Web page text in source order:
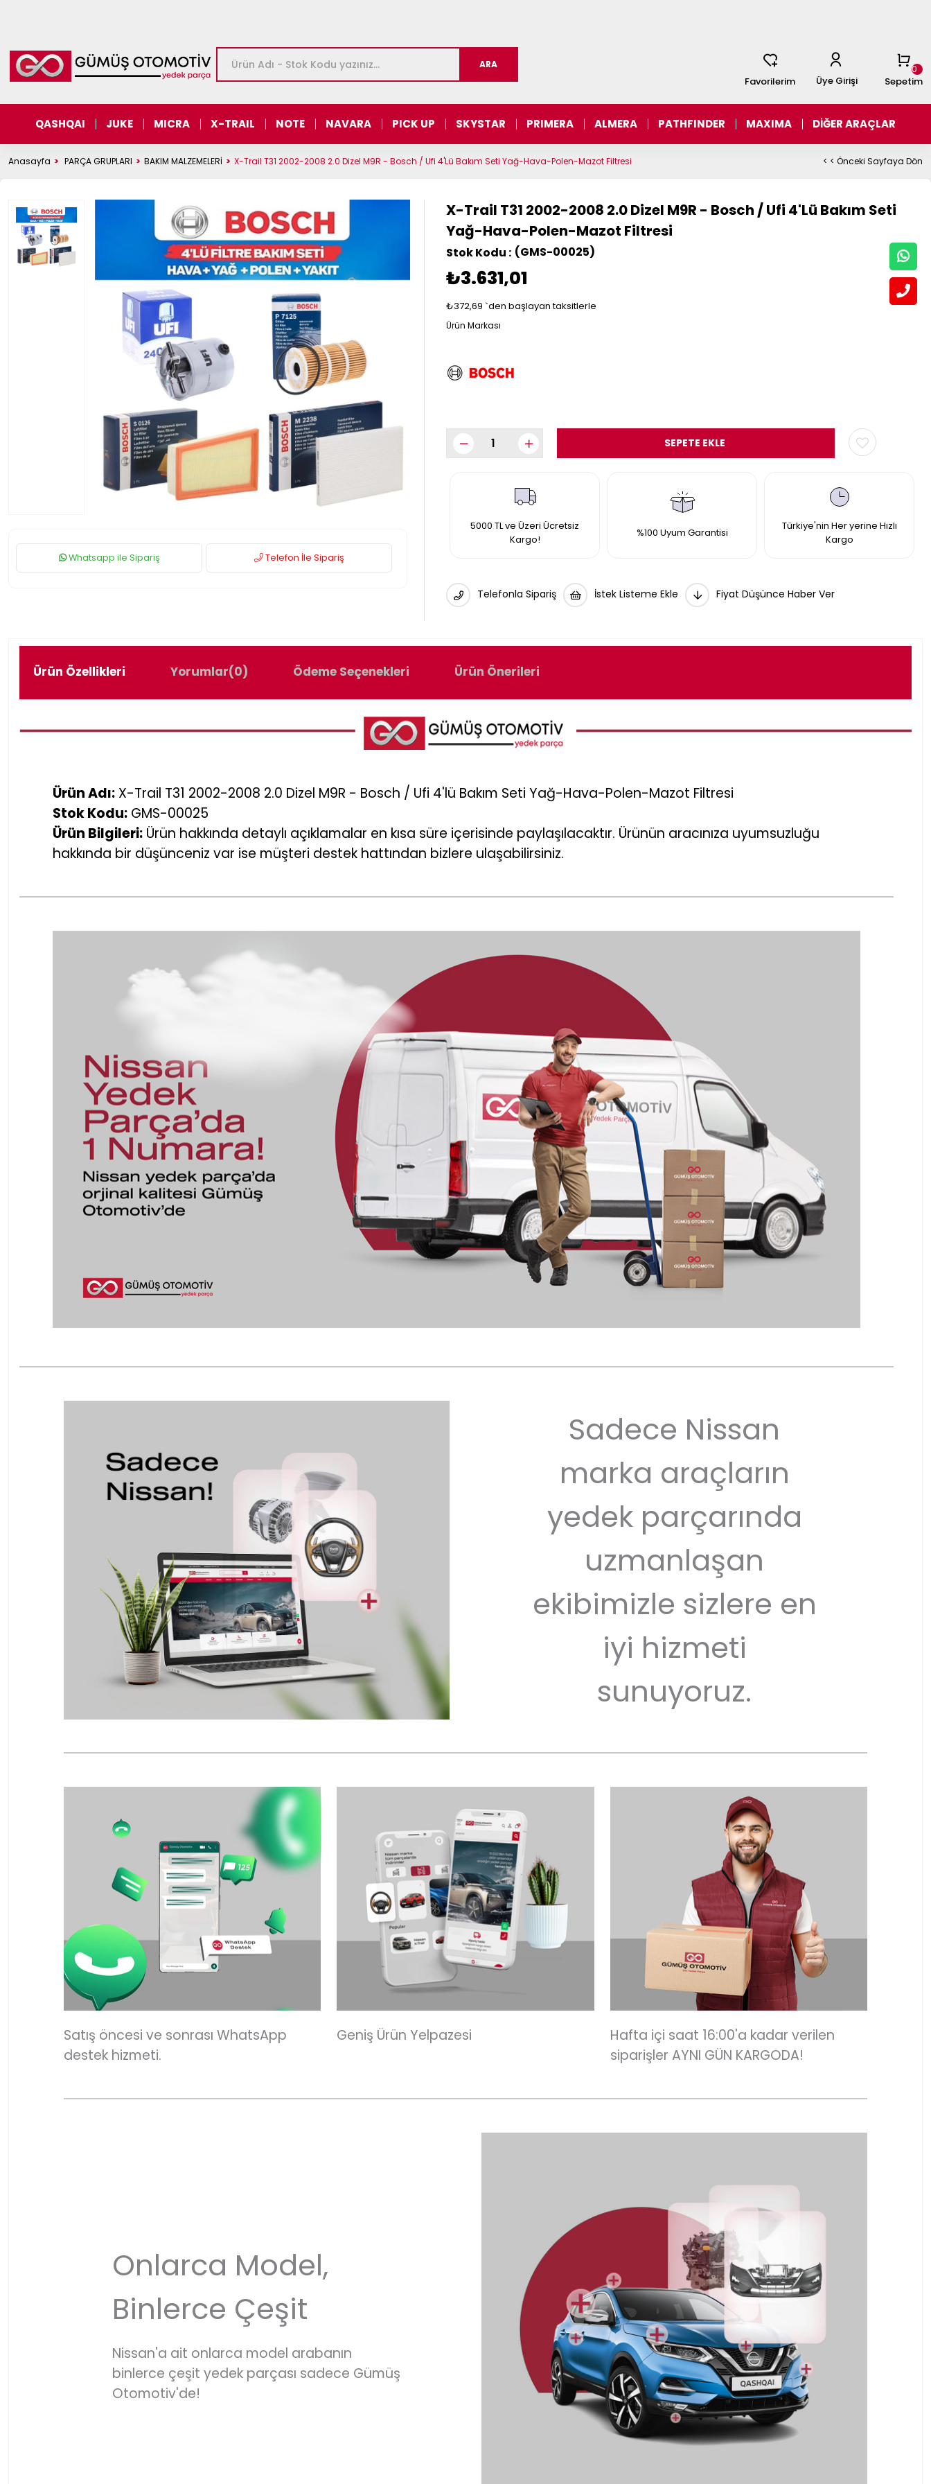
Sepetim
0
Favorilerim
Üye Girişi
QASHQAI JUKE MICRA X-TRAIL NOTE NAVARA PICK UP SKYSTAR PRIMERA ALMERA PATHFINDER MAXIMA DİĞER ARAÇLAR
Anasayfa PARÇA GRUPLARI BAKIM MALZEMELERİ X-Trail T31 2002-2008 2.0 Dizel M9R - Bosch / Ufi 4'Lü Bakım Seti Yağ-Hava-Polen-Mazot Filtresi < < Önceki Sayfaya Dön
Whatsapp ile Sipariş Telefon İle Sipariş
X-Trail T31 2002-2008 2.0 Dizel M9R - Bosch / Ufi 4'Lü Bakım Seti
Yağ-Hava-Polen-Mazot Filtresi
(GMS-00025)
₺3.631,01
₺372,69 `den başlayan taksitlerle
5000 TL ve Üzeri Ücretsiz
Kargo!
%100 Uyum Garantisi
Türkiye'nin Her yerine Hızlı
Kargo
Telefonla Sipariş İstek Listeme Ekle Fiyat Düşünce Haber Ver
Ürün Özellikleri Yorumlar(0) Ödeme Seçenekleri Ürün Önerileri
Ürün Adı: X-Trail T31 2002-2008 2.0 Dizel M9R - Bosch / Ufi 4'lü Bakım Seti Yağ-Hava-Polen-Mazot Filtresi
Stok Kodu: GMS-00025
Ürün Bilgileri: Ürün hakkında detaylı açıklamalar en kısa süre içerisinde paylaşılacaktır. Ürünün aracınıza uyumsuzluğu
hakkında bir düşünceniz var ise müşteri destek hattından bizlere ulaşabilirsiniz.
Sadece Nissan
marka araçların
yedek parçarında
uzmanlaşan
ekibimizle sizlere en
iyi hizmeti
sunuyoruz.
Satış öncesi ve sonrası WhatsApp
destek hizmeti.
Geniş Ürün Yelpazesi
Hafta içi saat 16:00'a kadar verilen
siparişler AYNI GÜN KARGODA!
Onlarca Model,
Binlerce Çeşit
Nissan'a ait onlarca model arabanın
binlerce çeşit yedek parçası sadece Gümüş
Otomotiv'de!